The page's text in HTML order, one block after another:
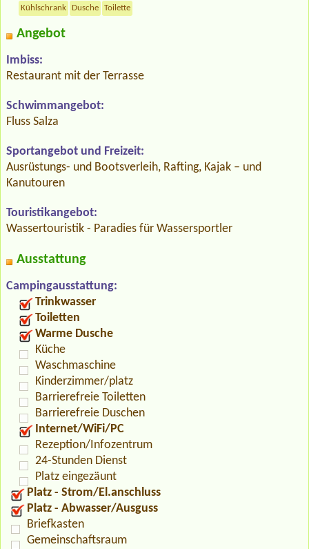
Kühlschrank Dusche Toilette
Angebot
Imbiss:
Restaurant mit der Terrasse
Schwimmangebot:
Fluss Salza
Sportangebot und Freizeit:
Ausrüstungs- und Bootsverleih, Rafting, Kajak – und
Kanutouren
Touristikangebot:
Wassertouristik - Paradies für Wassersportler
Ausstattung
Campingausstattung:
Trinkwasser
Toiletten
Warme Dusche
Küche
Waschmaschine
Kinderzimmer/platz
Barrierefreie Toiletten
Barrierefreie Duschen
Internet/WiFi/PC
Rezeption/Infozentrum
24-Stunden Dienst
Platz eingezäunt
Platz - Strom/El.anschluss
Platz - Abwasser/Ausguss
Briefkasten
Gemeinschaftsraum